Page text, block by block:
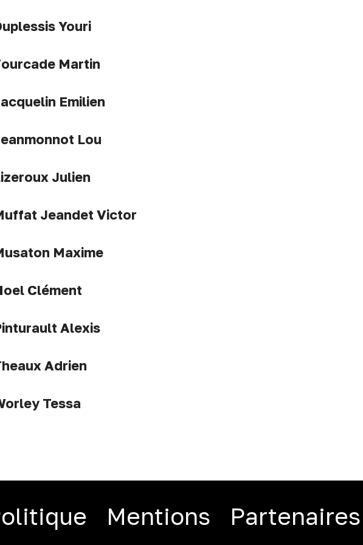
Youri
Martin
Emilien
Lou
Julien
Jeandet Victor
Maxime
Clément
Alexis
Adrien
Tessa
Mentions Partenaires